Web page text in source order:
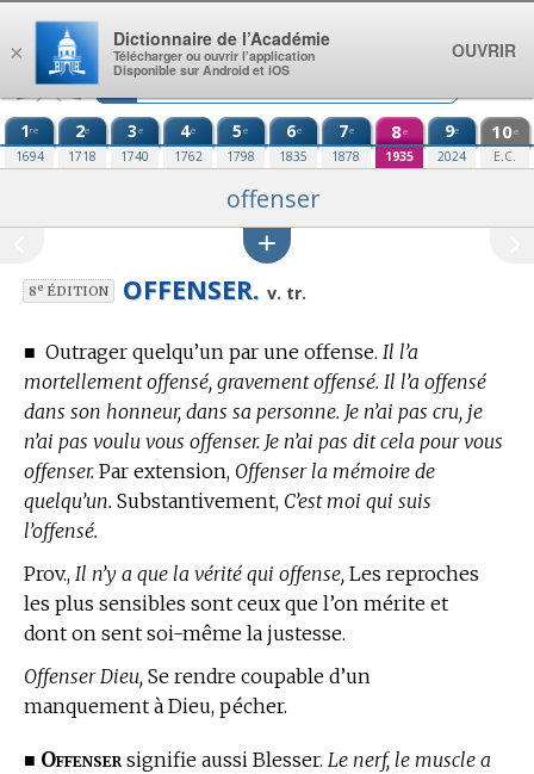
Aller au contenu
1re
1694
2e
1718
3e
1740
4e
1762
5e
1798
6e
1835
7e
1878
8e
1935
9e
2024
10e
E.C.
offenser
8eÉDITION OFFENSER. v. tr.
■ Outrager quelqu’un par une offense. Il l’a
mortellement offensé, gravement offensé. Il l’a offensé
dans son honneur, dans sa personne. Je n’ai pas cru, je
n’ai pas voulu vous offenser. Je n’ai pas dit cela pour vous
offenser. Par extension, Offenser la mémoire de
quelqu’un. Substantivement, C’est moi qui suis
l’offensé.
Prov., Il n’y a que la vérité qui offense, Les reproches
les plus sensibles sont ceux que l’on mérite et
dont on sent soi-même la justesse.
Offenser Dieu, Se rendre coupable d’un
manquement à Dieu, pécher.
■ Offenser signifie aussi Blesser. Le nerf, le muscle a
×
Dictionnaire de l’Académie
Télécharger ou ouvrir l’application
Disponible sur Android et iOS
OUVRIR